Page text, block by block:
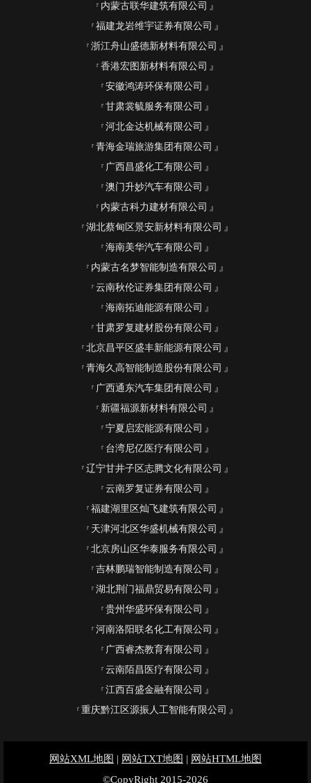
内蒙古联华建筑有限公司
福建龙岩维宇证券有限公司
浙江舟山盛德新材料有限公司
香港宏图新材料有限公司
安徽鸿涛环保有限公司
甘肃裳毓服务有限公司
河北金达机械有限公司
青海金瑞旅游集团有限公司
广西昌盛化工有限公司
澳门升妙汽车有限公司
内蒙古科力建材有限公司
湖北蔡甸区景安新材料有限公司
海南美华汽车有限公司
内蒙古名梦智能制造有限公司
云南秋伦证券集团有限公司
海南拓迪能源有限公司
甘肃罗复建材股份有限公司
北京昌平区盛丰新能源有限公司
青海久高智能制造股份有限公司
广西通东汽车集团有限公司
新疆福源新材料有限公司
宁夏启宏能源有限公司
台湾尼亿医疗有限公司
辽宁甘井子区志腾文化有限公司
云南罗复证券有限公司
福建湖里区灿飞建筑有限公司
天津河北区华盛机械有限公司
北京房山区华泰服务有限公司
吉林鹏瑞智能制造有限公司
湖北荆门福鼎贸易有限公司
贵州华盛环保有限公司
河南洛阳联名化工有限公司
广西睿杰教育有限公司
云南陌昌医疗有限公司
江西百盛金融有限公司
重庆黔江区源振人工智能有限公司
网站XML地图 | 网站TXT地图 | 网站HTML地图
©CopyRight 2015-2026